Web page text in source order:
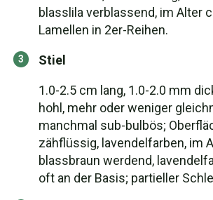
blasslila verblassend, im Alter
Lamellen in 2er-Reihen.
Stiel
1.0-2.5 cm lang, 1.0-2.0 mm
hohl, mehr oder weniger
manchmal sub-bulbös;
zähflüssig, lavendelfarben, im
blassbraun werdend,
oft an der Basis; partieller